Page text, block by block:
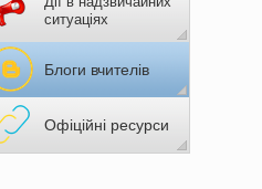
ситуаціях
Блоги вчителів
Офіційні ресурси